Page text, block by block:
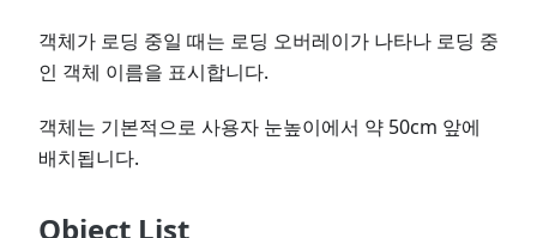
객체가 로딩 중일 때는 로딩 오버레이가 나타나 로딩 중
인 객체 이름을 표시합니다.
객체는 기본적으로 사용자 눈높이에서 약 50cm 앞에
배치됩니다.
Object List